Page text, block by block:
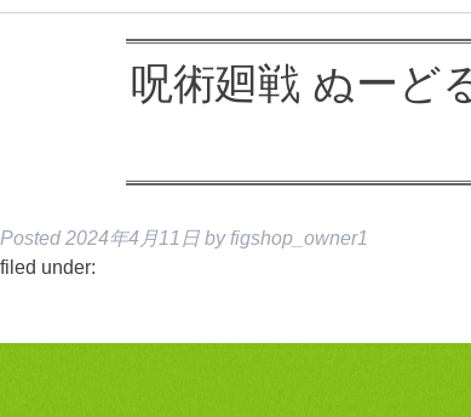
呪術廻戦 ぬーど
Posted 2024年4月11日 by figshop_owner1
filed under: